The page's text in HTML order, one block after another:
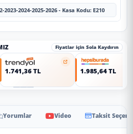
2023-2024-2025-2026 - Kasa Kodu: E210
Fiyatlar için Sola Kaydırın
1.741,36 TL 1.985,64 TL
Yorumlar Video Taksit